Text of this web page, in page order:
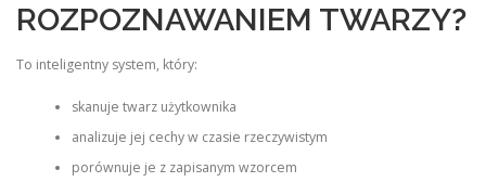
ROZPOZNAWANIEM TWARZY?
To inteligentny system, który:
skanuje twarz użytkownika
analizuje jej cechy w czasie rzeczywistym
porównuje je z zapisanym wzorcem